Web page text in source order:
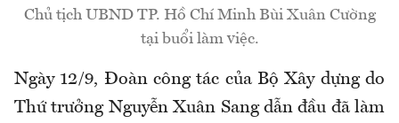
Chủ tịch UBND TP. Hồ Chí Minh Bùi Xuân Cường
tại buổi làm việc.
Ngày 12/9, Đoàn công tác của Bộ Xây dựng do
Thứ trưởng Nguyễn Xuân Sang dẫn đầu đã làm